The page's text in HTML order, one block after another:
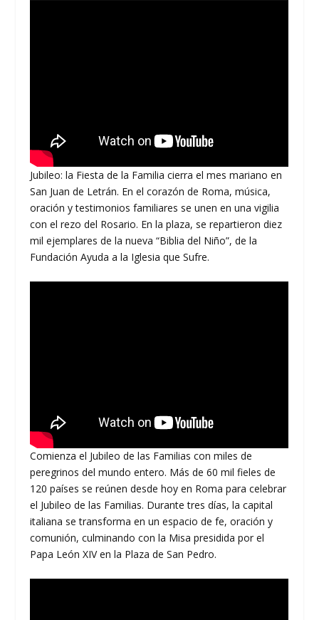
Jubileo: la Fiesta de la Familia cierra el mes mariano en
San Juan de Letrán. En el corazón de Roma, música,
oración y testimonios familiares se unen en una vigilia
con el rezo del Rosario. En la plaza, se repartieron diez
mil ejemplares de la nueva “Biblia del Niño”, de la
Fundación Ayuda a la Iglesia que Sufre.
Comienza el Jubileo de las Familias con miles de
peregrinos del mundo entero. Más de 60 mil fieles de
120 países se reúnen desde hoy en Roma para celebrar
el Jubileo de las Familias. Durante tres días, la capital
italiana se transforma en un espacio de fe, oración y
comunión, culminando con la Misa presidida por el
Papa León XIV en la Plaza de San Pedro.